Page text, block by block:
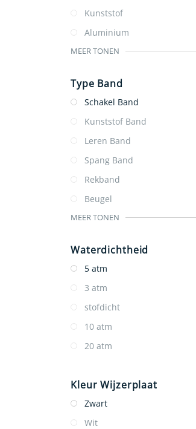
Kunststof
Aluminium
MEER TONEN
Type Band
Schakel Band
Kunststof Band
Leren Band
Spang Band
Rekband
Beugel
MEER TONEN
Waterdichtheid
5 atm
3 atm
stofdicht
10 atm
20 atm
Kleur Wijzerplaat
Zwart
Wit